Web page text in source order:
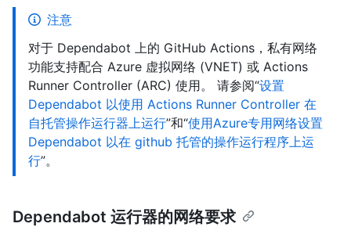
注意
对于 Dependabot 上的 GitHub Actions，私有网络
功能支持配合 Azure 虚拟网络 (VNET) 或 Actions
Runner Controller (ARC) 使用。 请参阅“设置
Dependabot 以使用 Actions Runner Controller 在
自托管操作运行器上运行”和“使用Azure专用网络设置
Dependabot 以在 github 托管的操作运行程序上运
行”。
Dependabot 运行器的网络要求